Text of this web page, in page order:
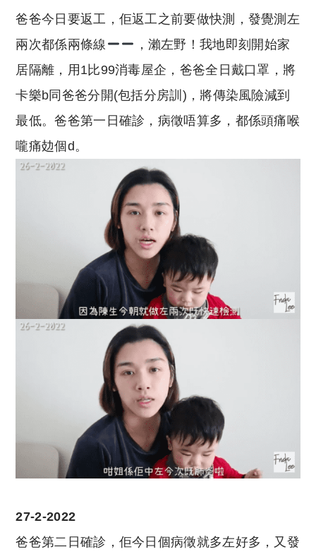
爸爸今日要返工，佢返工之前要做快測，發覺測左
兩次都係兩條線
，瀨左野！我地即刻開始家
居隔離，用1比99消毒屋企，爸爸全日戴口罩，將
卡樂b同爸爸分開(包括分房訓)，將傳染風險減到
最低。爸爸第一日確診，病徵唔算多，都係頭痛喉
嚨痛攰個d。
27-2-2022
爸爸第二日確診，佢今日個病徵就多左好多，又發